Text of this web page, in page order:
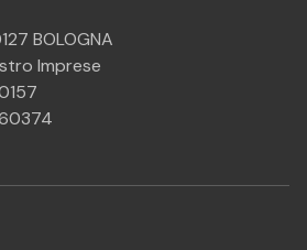
BOLOGNA
Imprese